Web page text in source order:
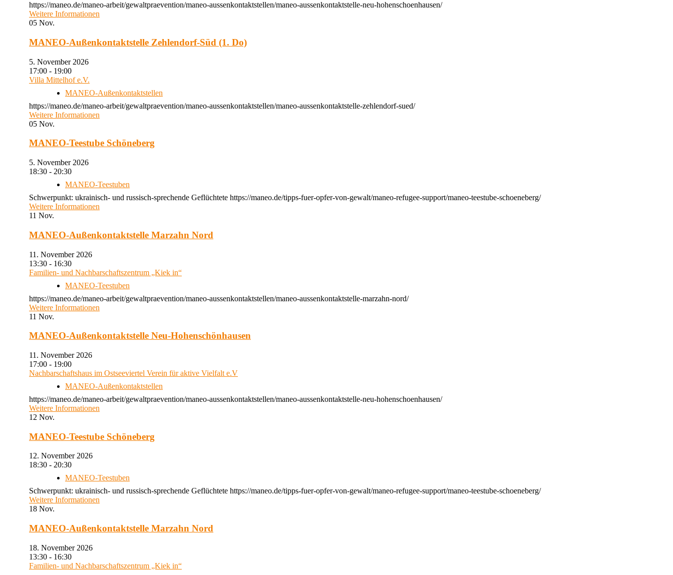
https://maneo.de/maneo-arbeit/gewaltpraevention/maneo-aussenkontaktstellen/maneo-aussenkontaktstelle-neu-hohenschoenhausen/
Weitere Informationen
05 Nov.
MANEO-Außenkontaktstelle Zehlendorf-Süd (1. Do)
5. November 2026
17:00 - 19:00
Villa Mittelhof e.V.
MANEO-Außenkontaktstellen
https://maneo.de/maneo-arbeit/gewaltpraevention/maneo-aussenkontaktstellen/maneo-aussenkontaktstelle-zehlendorf-sued/
Weitere Informationen
05 Nov.
MANEO-Teestube Schöneberg
5. November 2026
18:30 - 20:30
MANEO-Teestuben
Schwerpunkt: ukrainisch- und russisch-sprechende Geflüchtete https://maneo.de/tipps-fuer-opfer-von-gewalt/maneo-refugee-support/maneo-teestube-schoeneberg/
Weitere Informationen
11 Nov.
MANEO-Außenkontaktstelle Marzahn Nord
11. November 2026
13:30 - 16:30
Familien- und Nachbarschaftszentrum „Kiek in“
MANEO-Teestuben
https://maneo.de/maneo-arbeit/gewaltpraevention/maneo-aussenkontaktstellen/maneo-aussenkontaktstelle-marzahn-nord/
Weitere Informationen
11 Nov.
MANEO-Außenkontaktstelle Neu-Hohenschönhausen
11. November 2026
17:00 - 19:00
Nachbarschaftshaus im Ostseeviertel Verein für aktive Vielfalt e.V
MANEO-Außenkontaktstellen
https://maneo.de/maneo-arbeit/gewaltpraevention/maneo-aussenkontaktstellen/maneo-aussenkontaktstelle-neu-hohenschoenhausen/
Weitere Informationen
12 Nov.
MANEO-Teestube Schöneberg
12. November 2026
18:30 - 20:30
MANEO-Teestuben
Schwerpunkt: ukrainisch- und russisch-sprechende Geflüchtete https://maneo.de/tipps-fuer-opfer-von-gewalt/maneo-refugee-support/maneo-teestube-schoeneberg/
Weitere Informationen
18 Nov.
MANEO-Außenkontaktstelle Marzahn Nord
18. November 2026
13:30 - 16:30
Familien- und Nachbarschaftszentrum „Kiek in“